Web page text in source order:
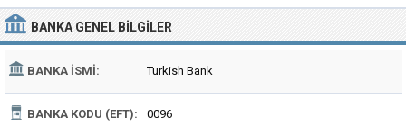
BANKA GENEL BILGILER
BANKA İSMI: Turkish Bank
BANKA KODU (EFT): 0096